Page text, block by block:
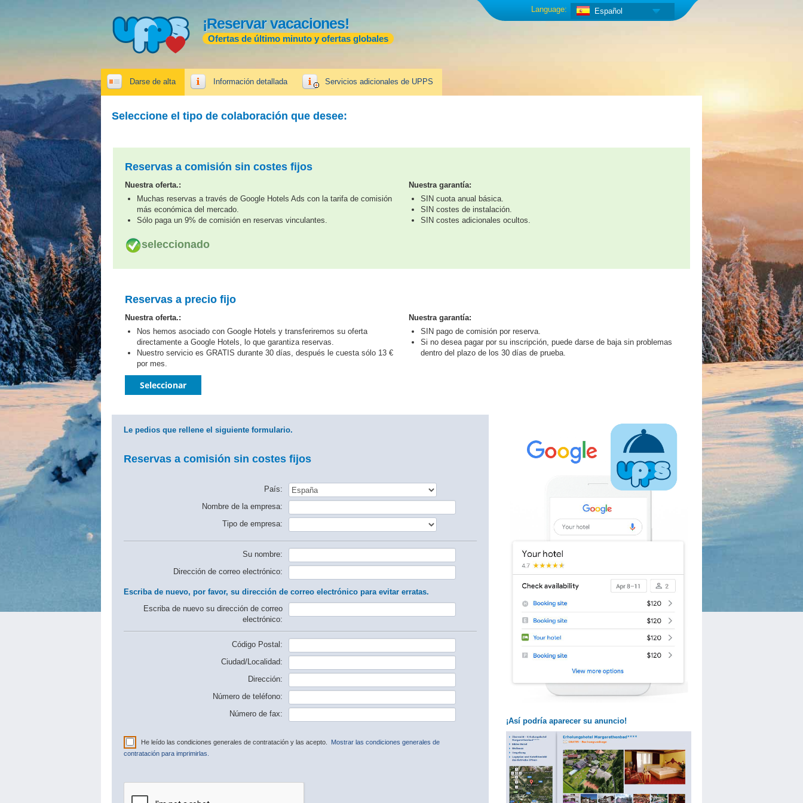
¡Reservar vacaciones!
Ofertas de último minuto y ofertas globales
Español
Language:
Darse de alta Información detallada Servicios adicionales de UPPS
Seleccione el tipo de colaboración que desee:
Reservas a comisión sin costes fijos
Nuestra oferta.:
Muchas reservas a través de Google Hotels Ads con la tarifa de comisión
más económica del mercado.
Sólo paga un 9% de comisión en reservas vinculantes.
Nuestra garantía:
SIN cuota anual básica.
SIN costes de instalación.
SIN costes adicionales ocultos.
seleccionado
Reservas a precio fijo
Nuestra oferta.:
Nos hemos asociado con Google Hotels y transferiremos su oferta
directamente a Google Hotels, lo que garantiza reservas.
Nuestro servicio es GRATIS durante 30 días, después le cuesta sólo 13 €
por mes.
Nuestra garantía:
SIN pago de comisión por reserva.
Si no desea pagar por su inscripción, puede darse de baja sin problemas
dentro del plazo de los 30 días de prueba.
Seleccionar
¡Así podría aparecer su anuncio!
Le pedios que rellene el siguiente formulario.
Reservas a comisión sin costes fijos
País:
Nombre de la empresa:
Tipo de empresa:
Su nombre:
Dirección de correo electrónico:
Escriba de nuevo, por favor, su dirección de correo electrónico para evitar erratas.
Escriba de nuevo su dirección de correo
electrónico:
Código Postal:
Ciudad/Localidad:
Dirección:
Número de teléfono:
Número de fax:
He leído las condiciones generales de contratación y las acepto.
Mostrar las condiciones generales de
contratación para imprimirlas.